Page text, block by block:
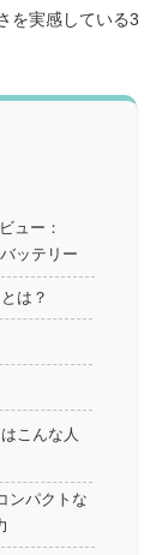
を実感している3
ュー：
ッテリー
は？
こんな人
ンパクトな